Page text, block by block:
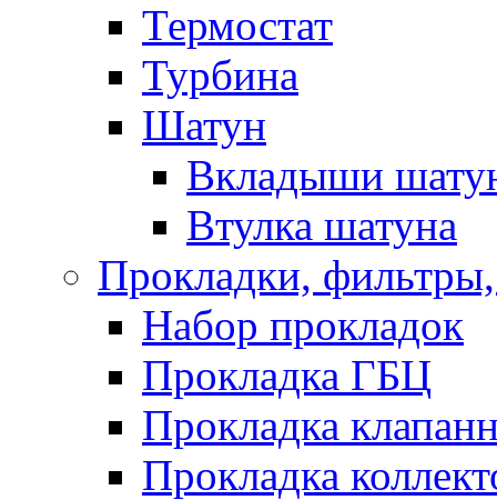
Термостат
Турбина
Шатун
Вкладыши
Втулка шатуна
Прокладки,
Набор прокладок
Прокладка ГБЦ
Прокладка
Прокладка